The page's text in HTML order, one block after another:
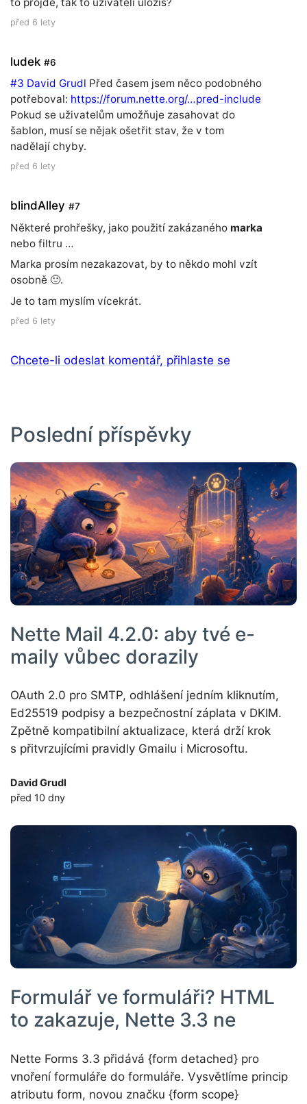
před 6 lety
ludek #6
#3 David Grudl Před časem jsem něco podobného
potřeboval: https://forum.nette.org/…pred-include
Pokud se uživatelům umožňuje zasahovat do
šablon, musí se nějak ošetřit stav, že v tom
nadělají chyby.
před 6 lety
blindAlley #7
Některé prohřešky, jako použití zakázaného marka
nebo filtru …
Marka prosím nezakazovat, by to někdo mohl vzít
osobně 🙂.
Je to tam myslím vícekrát.
před 6 lety
Chcete-li odeslat komentář, přihlaste se
Poslední příspěvky
Nette Mail 4.2.0: aby tvé e-
maily vůbec dorazily
OAuth 2.0 pro SMTP, odhlášení jedním kliknutím,
Ed25519 podpisy a bezpečnostní záplata v DKIM.
Zpětně kompatibilní aktualizace, která drží krok
s přitvrzujícími pravidly Gmailu i Microsoftu.
David Grudl
před 10 dny
Formulář ve formuláři? HTML
to zakazuje, Nette 3.3 ne
Nette Forms 3.3 přidává {form detached} pro
vnoření formuláře do formuláře. Vysvětlíme princip
atributu form, novou značku {form scope}